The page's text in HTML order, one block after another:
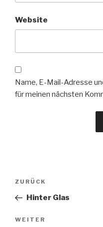
Website
Name, E-Mail-Adresse
für meinen nächsten
Beitragsnavigation
Vorheriger
Beitrag
ZURÜCK
Hinter Glas
Nächster
WEITER